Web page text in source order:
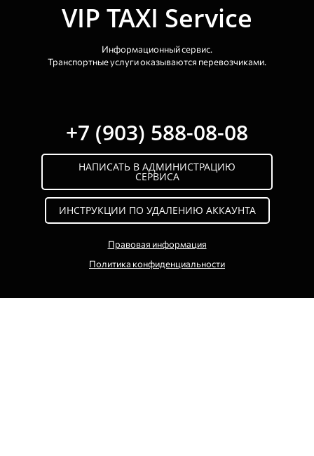
VIP TAXI Service
Информационный сервис.
Транспортные услуги оказываются перевозчиками.
+7 (903) 588-08-08
НАПИСАТЬ В АДМИНИСТРАЦИЮ
СЕРВИСА
ИНСТРУКЦИИ ПО УДАЛЕНИЮ АККАУНТА
Правовая информация
Политика конфиденциальности